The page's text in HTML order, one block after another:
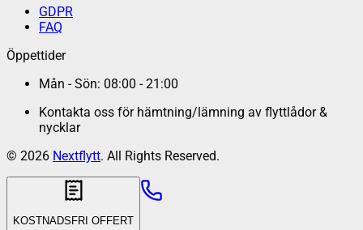
GDPR
FAQ
Öppettider
Mån - Sön: 08:00 - 21:00
Kontakta oss för hämtning/lämning av flyttlådor &
nycklar
© 2026 Nextflytt. All Rights Reserved.
KOSTNADSFRI OFFERT